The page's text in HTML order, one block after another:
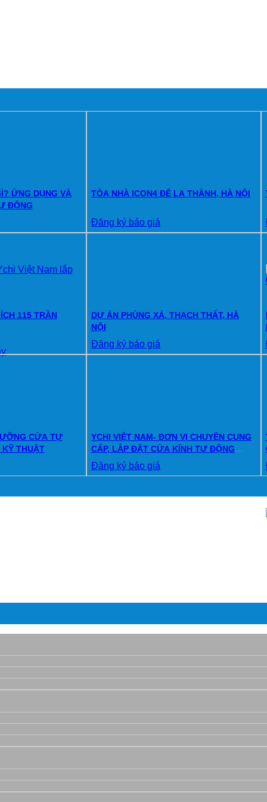
ỨNG DỤNG VÀ
ĐỘNG
TÒA NHÀ ICON4 ĐÊ LA THÀNH, HÀ NỘI
Đăng ký báo giá
115 TRẦN
DỰ ÁN PHÙNG XÁ, THẠCH THẤT, HÀ
NỘI
Đăng ký báo giá
CỬA TỰ
THUẬT
YCHI VIỆT NAM- ĐƠN VỊ CHUYÊN CUNG
CẤP, LẮP ĐẶT CỬA KÍNH TỰ ĐỘNG
CHÍNH HÃNG
Đăng ký báo giá